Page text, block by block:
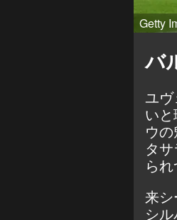
Getty
バ
ユ
い
ウ
タ
られ
来
シ